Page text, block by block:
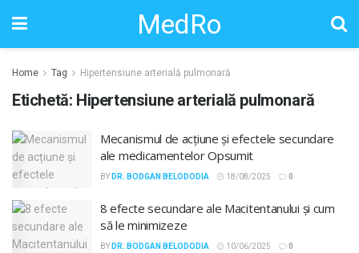
MedRo
Home Tag Hipertensiune arterială pulmonară
Etichetă: Hipertensiune arterială pulmonară
Mecanismul de acțiune și efectele secundare
ale medicamentelor Opsumit
BY DR. BODGAN BELODODIA 18/08/2025 0
8 efecte secundare ale Macitentanului și cum
să le minimizeze
BY DR. BODGAN BELODODIA 10/06/2025 0